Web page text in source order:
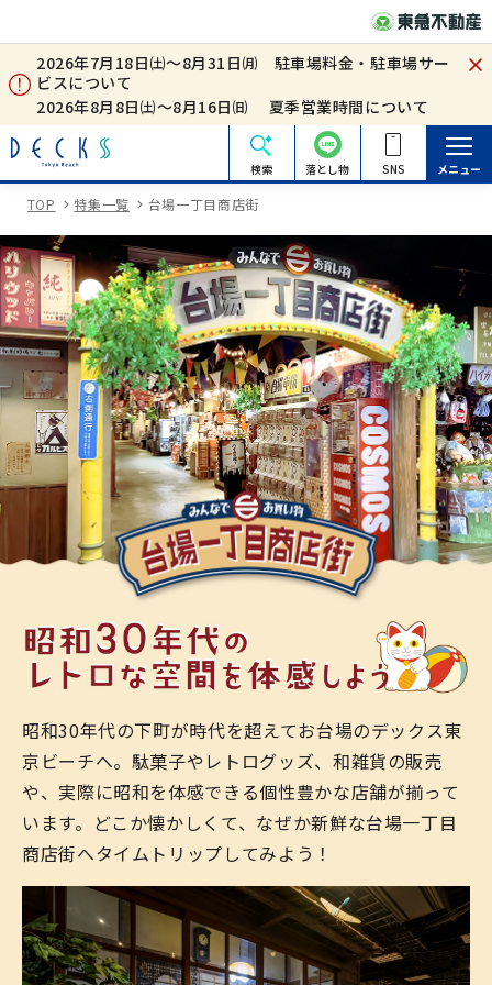
2026年7月18日㈯～8月31日㈪ 駐車場料金・駐車場サー
ビスについて
2026年8月8日㈯～8月16日㈰ 夏季営業時間について
検索 落とし物 SNS メニュー
TOP 特集一覧 台場一丁目商店街
昭和30年代の下町が時代を超えてお台場のデックス東
京ビーチへ。 駄菓子やレトログッズ、和雑貨の販売
や、実際に昭和を体感できる個性豊かな店舗が揃って
います。 どこか懐かしくて、なぜか新鮮な台場一丁目
商店街へタイムトリップしてみよう！